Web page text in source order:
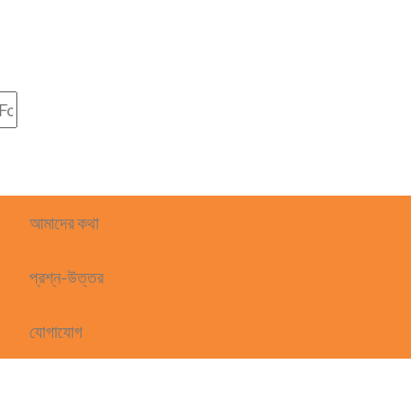
আমাদের কথা
প্রশ্ন-উত্তর
যোগাযোগ